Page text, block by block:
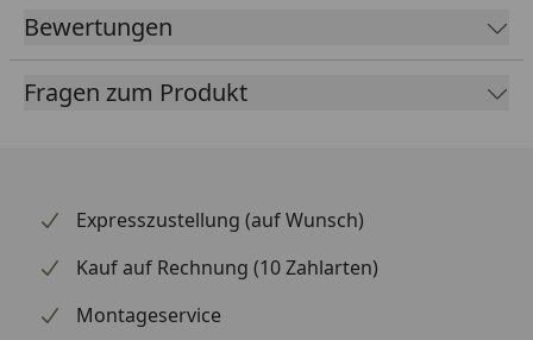
Fußbodenstärke
Dachschindelbedarf
4 Pakete
Passend zu
Nur bei Skan Holz
Bewertungen
Fragen zum Produkt
Expresszustellung (auf Wunsch)
Kauf auf Rechnung (10 Zahlarten)
Montageservice